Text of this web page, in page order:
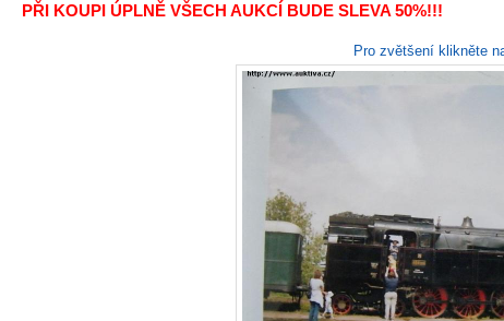
PŘI KOUPI ÚPLNĚ VŠECH AUKCÍ BUDE SLEVA 50%!!!
Pro zvětšení klikněte